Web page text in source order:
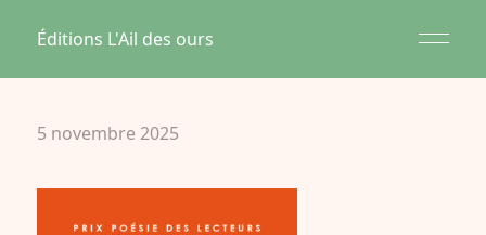
Éditions L'Ail des ours
5 novembre 2025